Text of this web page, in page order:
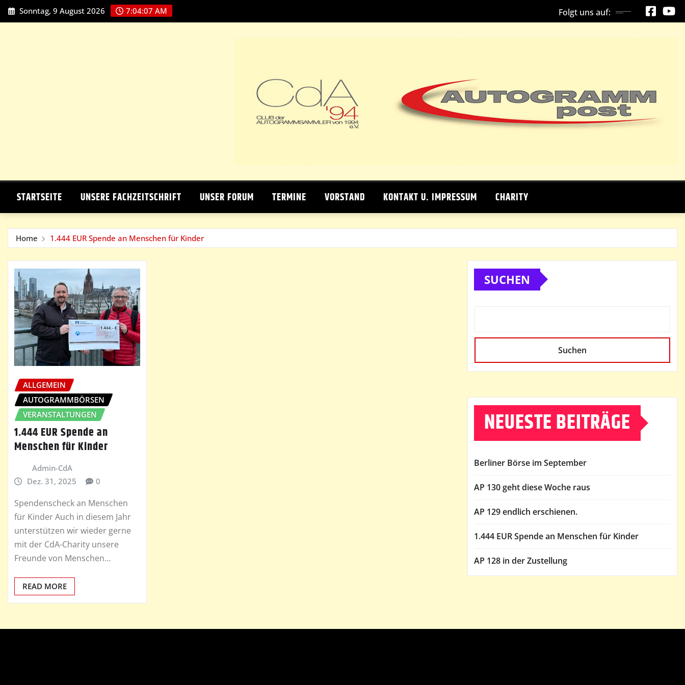
Skip
to
Sonntag, 9 August 2026 7:04:07 AM Folgt uns auf:
STARTSEITE UNSERE FACHZEITSCHRIFT UNSER FORUM TERMINE VORSTAND KONTAKT U. IMPRESSUM CHARITY
Home 1.444 EUR Spende an Menschen für Kinder
ALLGEMEIN
AUTOGRAMMBÖRSEN
VERANSTALTUNGEN
1.444 EUR Spende an
Menschen für Kinder
Admin-CdA
Dez. 31, 2025
0
Spendenscheck an Menschen
für Kinder Auch in diesem Jahr
unterstützen wir wieder gerne
mit der CdA-Charity unsere
Freunde von Menschen…
READ MORE
SUCHEN
Suchen
NEUESTE BEITRÄGE
Berliner Börse im September
AP 130 geht diese Woche raus
AP 129 endlich erschienen.
1.444 EUR Spende an Menschen für Kinder
AP 128 in der Zustellung